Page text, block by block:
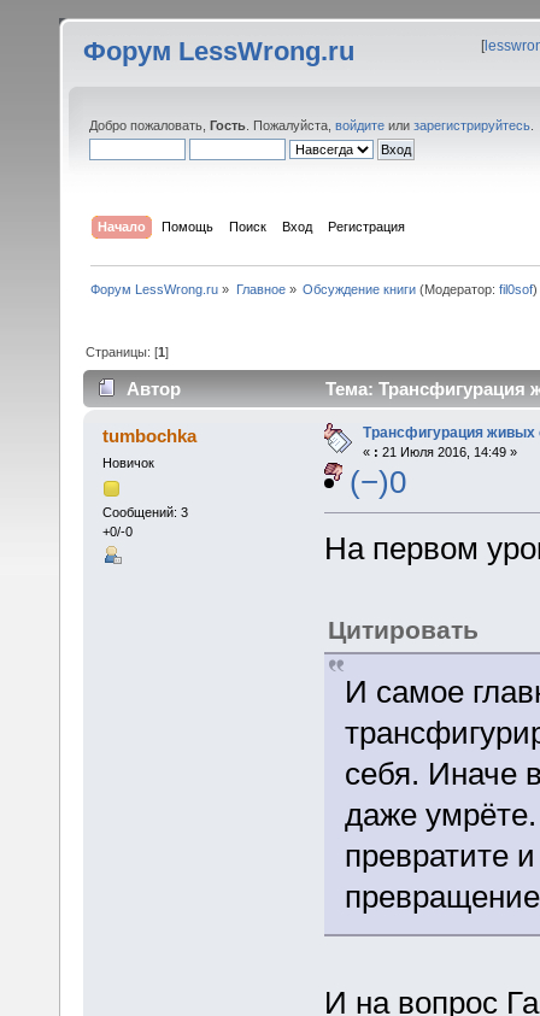
Форум LessWrong.ru [
Добро пожаловать, Гость . Пожалуйста, войдите или зарегистрируйтесь
Начало Помощь Поиск Вход Регистрация
Форум LessWrong.ru » Главное» Обсуждение книги(Модератор: fil0sof)
Страницы: [1]
Автор Тема: Трансфигурация
tumbochka
Новичок
Сообщений: 3
+0/-0
Трансфигурация живых
« : 21 Июля 2016, 14:49 »
(−)0
На первом
Цитировать
И самое
себя. Иначе
даже
превратите
превращение
И на вопрос